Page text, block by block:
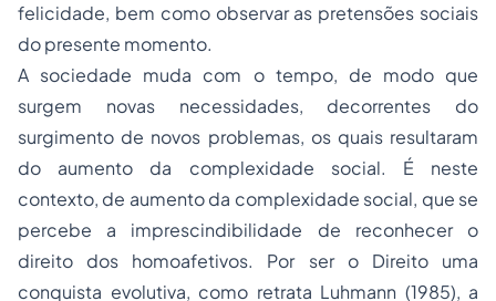
felicidade, bem como observar as pretensões sociais
do presente momento.
A sociedade muda com o tempo, de modo que
surgem novas necessidades, decorrentes do
surgimento de novos problemas, os quais resultaram
do aumento da complexidade social. É neste
contexto, de aumento da complexidade social, que se
percebe a imprescindibilidade de reconhecer o
direito dos homoafetivos. Por ser o Direito uma
conquista evolutiva, como retrata Luhmann (1985), a